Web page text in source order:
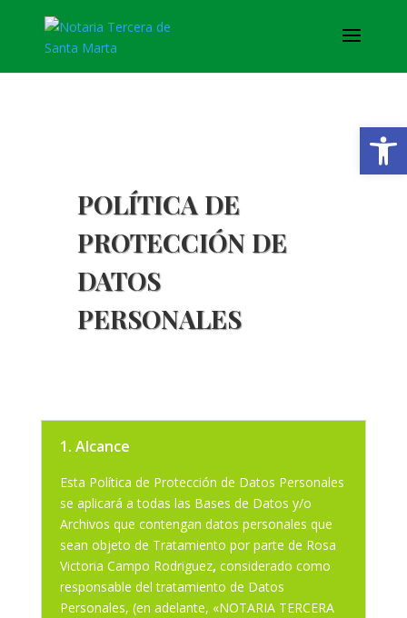
POLÍTICA DE
PROTECCIÓN DE
DATOS
PERSONALES
1. Alcance
Esta Política de Protección de Datos Personales
se aplicará a todas las Bases de Datos y/o
Archivos que contengan datos personales que
sean objeto de Tratamiento por parte de Rosa
Victoria Campo Rodriguez, considerado como
responsable del tratamiento de Datos
Personales, (en adelante, «NOTARIA TERCERA